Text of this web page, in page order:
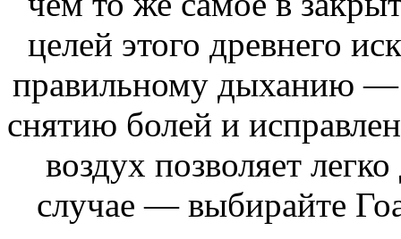
целей этого древнего
правильному дыханию —
снятию болей и
воздух позволяет
случае — выбирайте